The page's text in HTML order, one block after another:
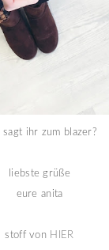
sagt ihr zum blazer?
liebste grüße
eure anita
stoff von HIER